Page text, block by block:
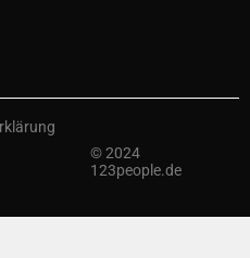
© 2024
123people.de